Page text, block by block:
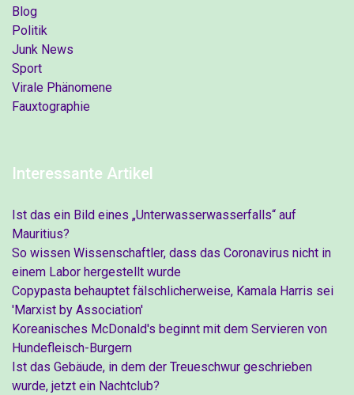
Blog
Politik
Junk News
Sport
Virale Phänomene
Fauxtographie
Interessante Artikel
Ist das ein Bild eines „Unterwasserwasserfalls“ auf
Mauritius?
So wissen Wissenschaftler, dass das Coronavirus nicht in
einem Labor hergestellt wurde
Copypasta behauptet fälschlicherweise, Kamala Harris sei
'Marxist by Association'
Koreanisches McDonald's beginnt mit dem Servieren von
Hundefleisch-Burgern
Ist das Gebäude, in dem der Treueschwur geschrieben
wurde, jetzt ein Nachtclub?